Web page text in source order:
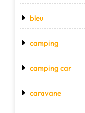
bleu
camping
camping car
caravane